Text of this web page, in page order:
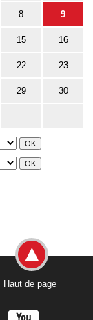
8 9
15 16
22 23
29 30
Haut de page